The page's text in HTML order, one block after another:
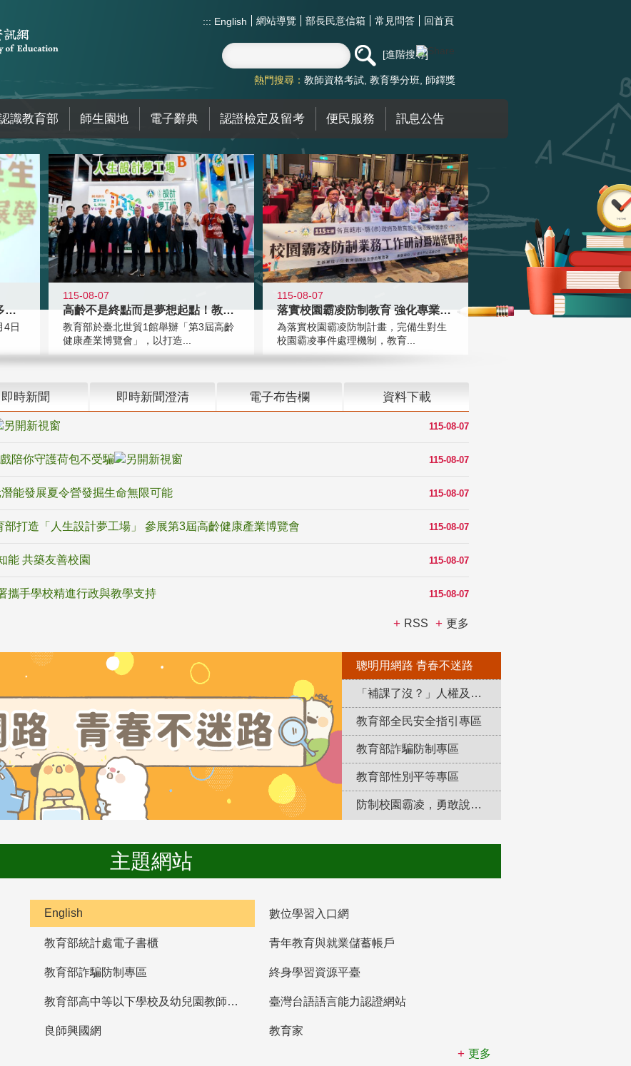
::: English 網站導覽 部長民意信箱 常見問答 回首頁
進階搜尋
熱門搜尋： 教師資格考試 教育學分班 師鐸獎
識教育部 師生園地 電子辭典 認證檢定及留考 便民服務 訊息公告
跨越限制，探索潛能！115年多元潛
4日
115-08-07
高齡不是終點而是夢想起點！教育部打
教育部於臺北世貿1館舉辦「第3屆高齡
健康產業博覽會」，以打造...
115-08-07
落實校園霸凌防制教育 強化專業知能
為落實校園霸凌防制計畫，完備生對生
校園霸凌事件處理機制，教育...
即時新聞 即時新聞澄清 電子布告欄 資料下載
115-08-07
115-08-07
陪你守護荷包不受騙
115-08-07
能發展夏令營發掘生命無限可能
115-08-07
打造「人生設計夢工場」 參展第3屆高齡健康產業博覽會
115-08-07
能 共築友善校園
115-08-07
攜手學校精進行政與教學支持
RSS 更多
聰明用網路 青春不迷路
「補課了沒？」人權及轉型正義教育專區
教育部全民安全指引專區
教育部詐騙防制專區
教育部性別平等專區
防制校園霸凌，勇敢說出來！
主題網站
English 數位學習入口網
教育部統計處電子書櫃 青年教育與就業儲蓄帳戶
教育部詐騙防制專區 終身學習資源平臺
教育部高中等以下學校及幼兒園教師資格檢定考試 臺灣台語語言能力認證網站
良師興國網
教育家
更多